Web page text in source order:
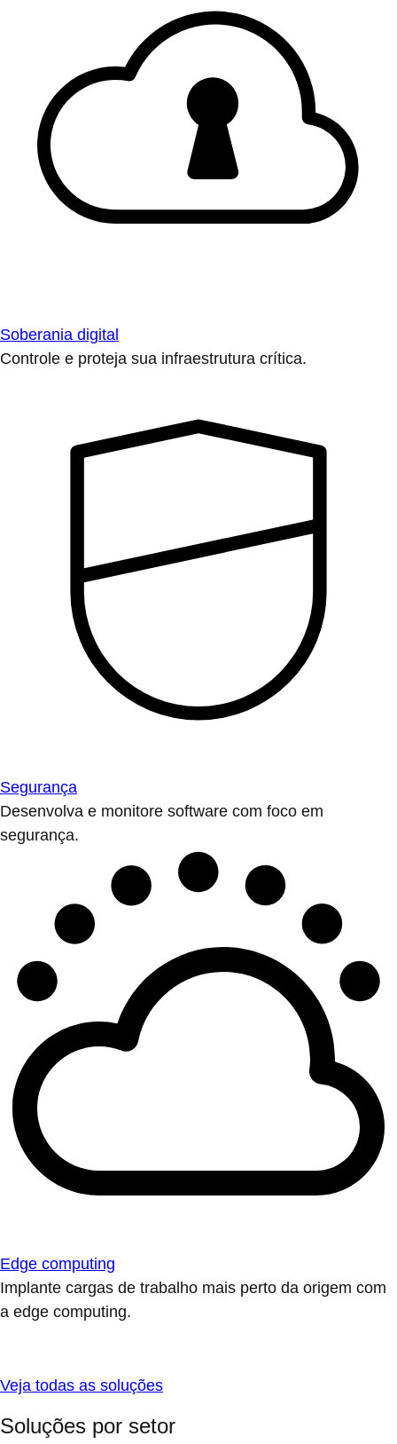
Soberania digital
Controle e proteja sua infraestrutura crítica.
Segurança
Desenvolva e monitore software com foco em
segurança.
Edge computing
Implante cargas de trabalho mais perto da origem com
a edge computing.
Veja todas as soluções
Soluções por setor